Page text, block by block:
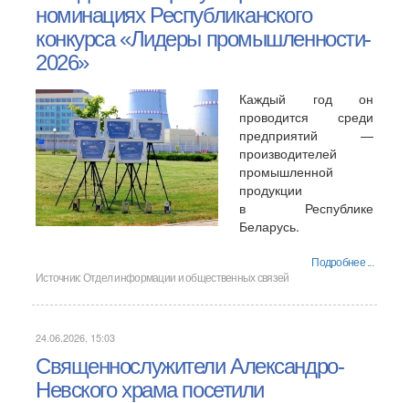
номинациях Республиканского
конкурса «Лидеры промышленности-
2026»
Каждый год он
проводится среди
предприятий —
производителей
промышленной
продукции
в Республике
Беларусь.
Подробнее ...
Источник:Отдел информации и общественных связей
24.06.2026, 15:03
Священнослужители Александро-
Невского храма посетили